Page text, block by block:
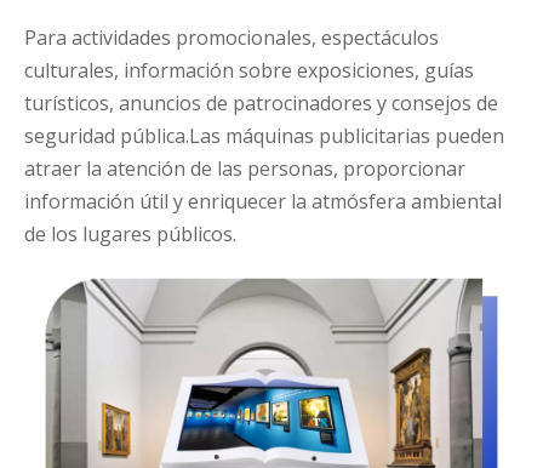
Para actividades promocionales, espectáculos
culturales, información sobre exposiciones, guías
turísticos, anuncios de patrocinadores y consejos de
seguridad pública.Las máquinas publicitarias pueden
atraer la atención de las personas, proporcionar
información útil y enriquecer la atmósfera ambiental
de los lugares públicos.